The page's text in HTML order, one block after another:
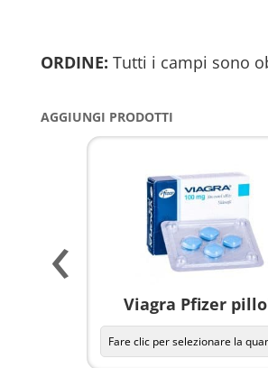
ORDINE: Tutti i campi sono
AGGIUNGI PRODOTTI
Viagra Pfizer
‹